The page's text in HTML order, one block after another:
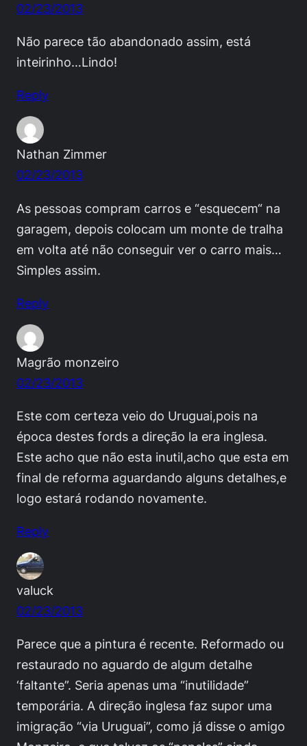
02/23/2013
Não parece tão abandonado assim, está
inteirinho…Lindo!
Reply
Nathan Zimmer
02/23/2013
As pessoas compram carros e “esquecem“ na
garagem, depois colocam um monte de tralha
em volta até não conseguir ver o carro mais…
Simples assim.
Reply
Magrão monzeiro
02/23/2013
Este com certeza veio do Uruguai,pois na
época destes fords a direção la era inglesa.
Este acho que não esta inutil,acho que esta em
final de reforma aguardando alguns detalhes,e
logo estará rodando novamente.
Reply
valuck
02/23/2013
Parece que a pintura é recente. Reformado ou
restaurado no aguardo de algum detalhe
‘faltante”. Seria apenas uma “inutilidade”
temporária. A direção inglesa faz supor uma
imigração “via Uruguai”, como já disse o amigo